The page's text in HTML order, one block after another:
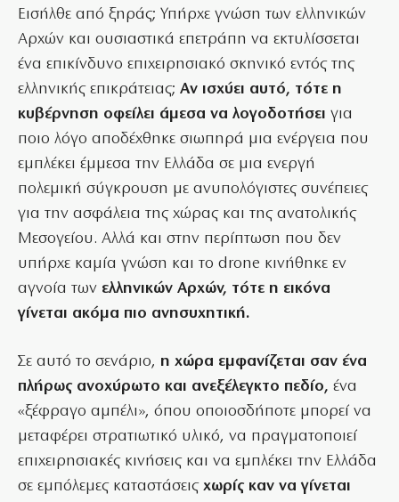
Εισήλθε από ξηράς; Υπήρχε γνώση των ελληνικών
Αρχών και ουσιαστικά επετράπη να εκτυλίσσεται
ένα επικίνδυνο επιχειρησιακό σκηνικό εντός της
ελληνικής επικράτειας; Αν ισχύει αυτό, τότε η
κυβέρνηση οφείλει άμεσα να λογοδοτήσει για
ποιο λόγο αποδέχθηκε σιωπηρά μια ενέργεια που
εμπλέκει έμμεσα την Ελλάδα σε μια ενεργή
πολεμική σύγκρουση με ανυπολόγιστες συνέπειες
για την ασφάλεια της χώρας και της ανατολικής
Μεσογείου. Αλλά και στην περίπτωση που δεν
υπήρχε καμία γνώση και το drone κινήθηκε εν
αγνοία των ελληνικών Αρχών, τότε η εικόνα
γίνεται ακόμα πιο ανησυχητική.
Σε αυτό το σενάριο, η χώρα εμφανίζεται σαν ένα
πλήρως ανοχύρωτο και ανεξέλεγκτο πεδίο, ένα
«ξέφραγο αμπέλι», όπου οποιοσδήποτε μπορεί να
μεταφέρει στρατιωτικό υλικό, να πραγματοποιεί
επιχειρησιακές κινήσεις και να εμπλέκει την Ελλάδα
σε εμπόλεμες καταστάσεις χωρίς καν να γίνεται